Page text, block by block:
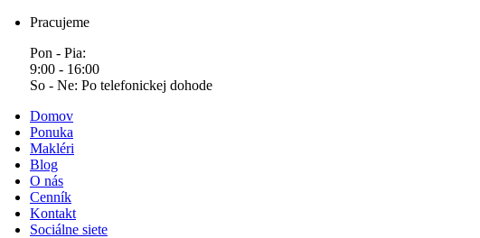
Pracujeme
Pon - Pia:
9:00 - 16:00
So - Ne: Po telefonickej dohode
Domov
Ponuka
Makléri
Blog
O nás
Cenník
Kontakt
Sociálne siete